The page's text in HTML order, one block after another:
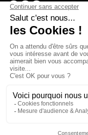
Page Facebook de
Page Instagram
Page Linkedin
Bâtiment-Durable-
Esquisses-1
MP-1